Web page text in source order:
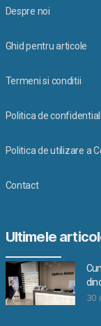
Despre noi
Ghid pentru articole
Termeni si conditii
Politica de
Politica de utilizare a
Contact
Ultimele
30